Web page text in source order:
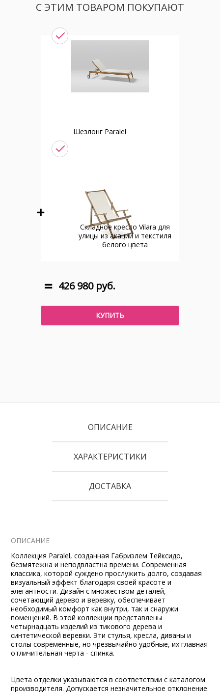
С ЭТИМ ТОВАРОМ ПОКУПАЮТ
Шезлонг Paralel
Cкладное кресло Vilara для
улицы из акации и текстиля
белого цвета
426 980 руб.
КУПИТЬ
ОПИСАНИЕ
ХАРАКТЕРИСТИКИ
ДОСТАВКА
ОПИСАНИЕ
Коллекция Paralel, созданная Габриэлем Тейксидо,
безмятежна и неподвластна времени. Современная
классика, которой суждено прослужить долго, создавая
визуальный эффект благодаря своей красоте и
элегантности. Дизайн с множеством деталей,
сочетающий дерево и веревку, обеспечивает
необходимый комфорт как внутри, так и снаружи
помещений. В этой коллекции представлены
четырнадцать изделий из тикового дерева и
синтетической веревки. Эти стулья, кресла, диваны и
столы современные, но чрезвычайно удобные, их главная
отличительная черта - спинка.
Цвета отделки указываются в соответствии с каталогом
производителя. Допускается незначительное отклонение